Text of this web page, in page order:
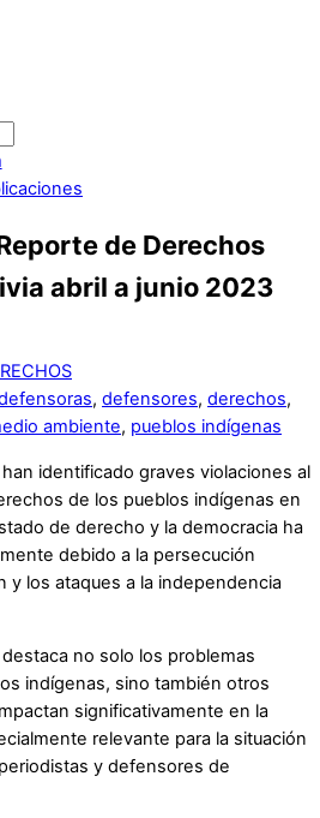
de Derechos
abril a junio 2023
, defensores, derechos,
ambiente, pueblos indígenas
identificado graves violaciones al
de los pueblos indígenas en
de derecho y la democracia ha
debido a la persecución
y los ataques a la independencia
no solo los problemas
indígenas, sino también otros
significativamente en la
relevante para la situación
y defensores de